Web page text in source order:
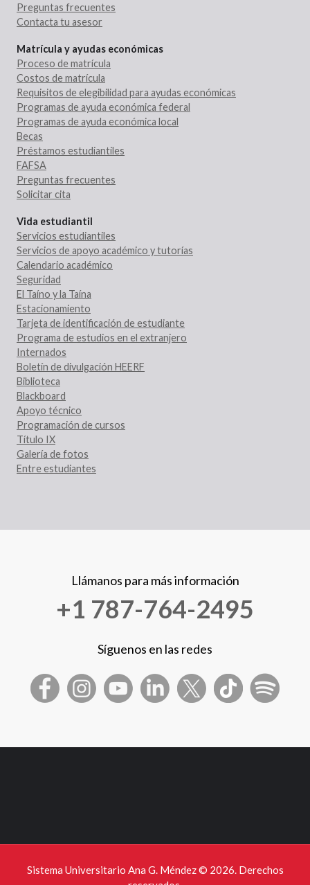
Preguntas frecuentes
Contacta tu asesor
Matrícula y ayudas económicas
Proceso de matrícula
Costos de matrícula
Requisitos de elegibilidad para ayudas económicas
Programas de ayuda económica federal
Programas de ayuda económica local
Becas
Préstamos estudiantiles
FAFSA
Preguntas frecuentes
Solicitar cita
Vida estudiantil
Servicios estudiantiles
Servicios de apoyo académico y tutorías
Calendario académico
Seguridad
El Taíno y la Taína
Estacionamiento
Tarjeta de identificación de estudiante
Programa de estudios en el extranjero
Internados
Boletín de divulgación HEERF
Biblioteca
Blackboard
Apoyo técnico
Programación de cursos
Título IX
Galería de fotos
Entre estudiantes
Llámanos para más información
+1 787-764-2495
Síguenos en las redes
Sistema Universitario Ana G. Méndez © 2026. Derechos